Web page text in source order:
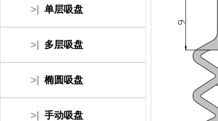
>| 单层吸盘
>| 多层吸盘
>| 椭圆吸盘
>| 手动吸盘